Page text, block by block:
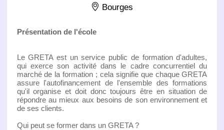
Bourges
Présentation de l'école
Le GRETA est un service public de formation d'adultes,
qui exerce son activité dans le cadre concurrentiel du
marché de la formation ; cela signifie que chaque GRETA
assure l'autofinancement de l'ensemble des formations
qu'il organise et doit donc toujours être en situation de
répondre au mieux aux besoins de son environnement et
de ses clients.
Qui peut se former dans un GRETA ?